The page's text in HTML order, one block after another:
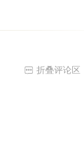
 折叠评论区